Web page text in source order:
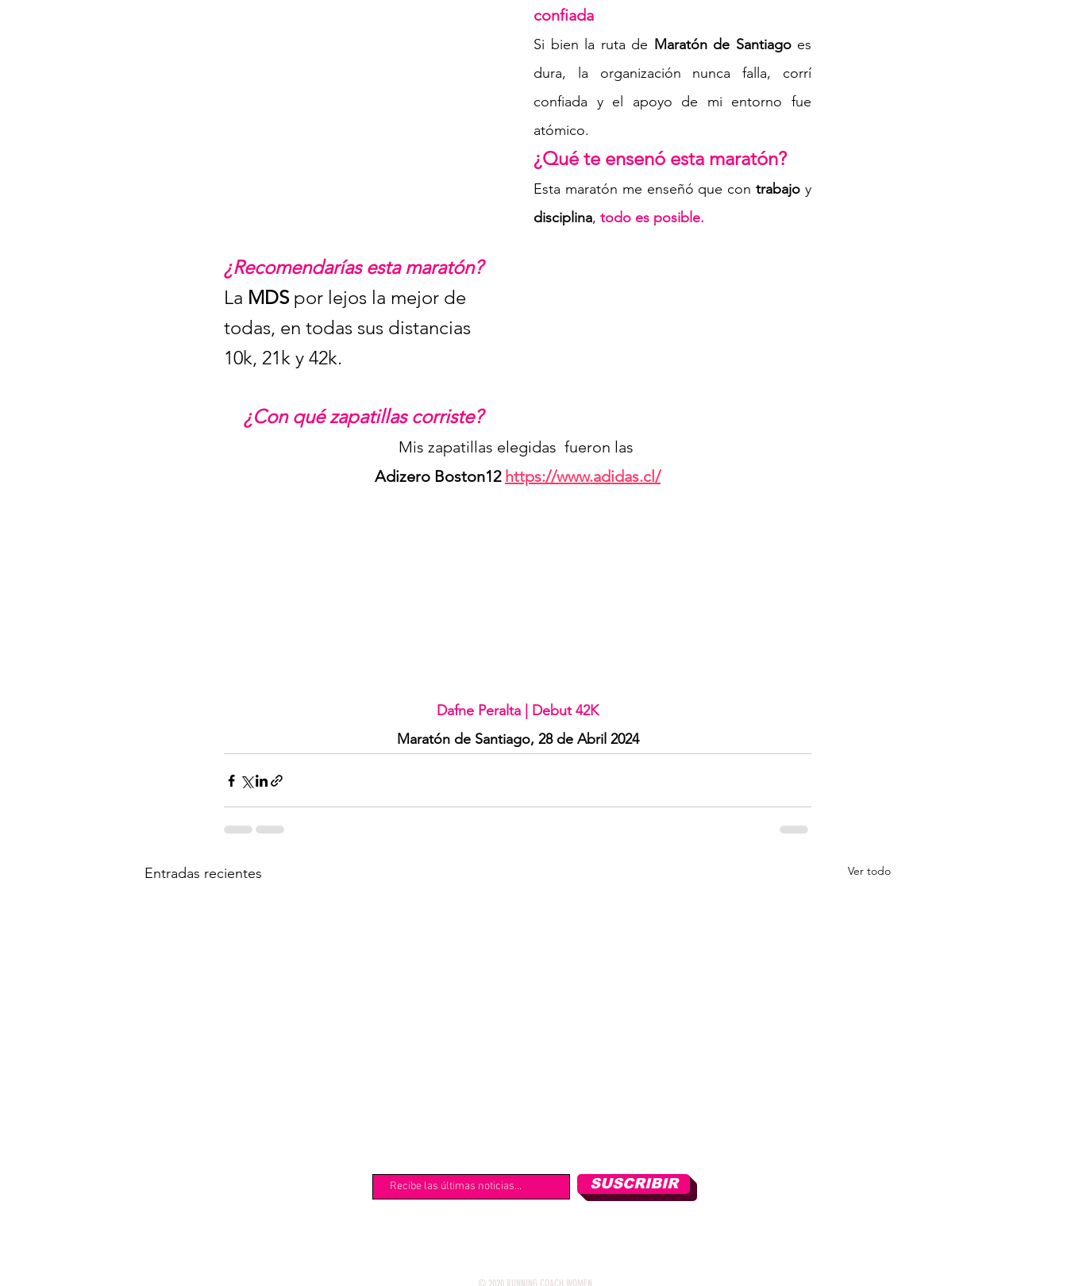
confiada
Si bien la ruta de Maratón de Santiago es
dura, la organización nunca falla, corrí
confiada y el apoyo de mi entorno fue
atómico.
¿Qué te ensenó esta maratón?
Esta maratón me enseñó que con trabajo
disciplina, todo es posible.
¿Recomendarías esta maratón?
La MDS por lejos la mejor de
todas, en todas sus distancias
10k, 21k y 42k.
¿Con qué zapatillas corriste?
Mis zapatillas elegidas  fueron las
Adizero Boston12 https://www.adidas.cl/
Dafne Peralta | Debut 42K
Maratón de Santiago, 28 de Abril 2024
Entradas recientes Ver todo
SUSCRIBIR
© 2020 RUNNING COACH WOMEN